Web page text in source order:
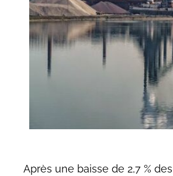
Après une baisse de 2,7 %